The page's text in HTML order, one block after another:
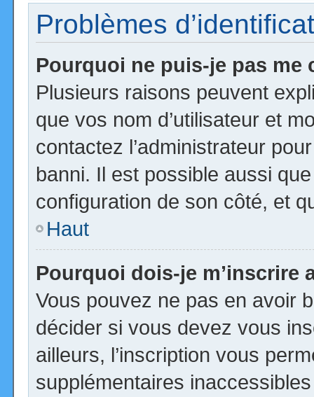
Problèmes
Pourquoi ne puis-je pas me
Plusieurs raisons peuvent
que vos nom d’utilisateur et
contactez l’administrateur
banni. Il est possible aussi
configuration de son côté, et
Haut
Pourquoi dois-je m’inscrire
Vous pouvez ne pas en avoir
décider si vous devez vous
ailleurs, l’inscription vous
supplémentaires